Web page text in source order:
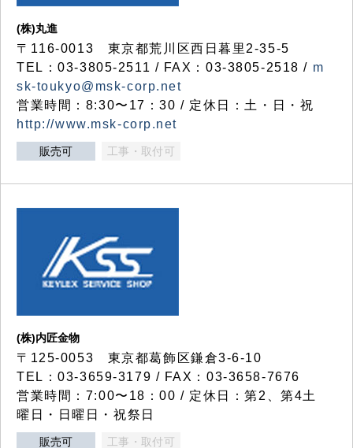
(株)丸進
〒116-0013 東京都荒川区西日暮里2-35-5
TEL：03-3805-2511 / FAX：03-3805-2518 / m
sk-toukyo@msk-corp.net
営業時間：8:30〜17：30 / 定休日：土・日・祝
http://www.msk-corp.net
販売可 工事・取付可
(株)内匠金物
〒125-0053 東京都葛飾区鎌倉3-6-10
TEL：03-3659-3179 / FAX：03-3658-7676
営業時間：7:00〜18：00 / 定休日：第2、第4土
曜日・日曜日・祝祭日
販売可 工事・取付可